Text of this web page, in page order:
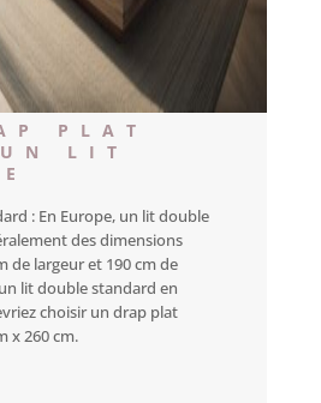
PLAT
LIT
: En Europe, un lit double
des dimensions
de largeur et 190 cm de
lit double standard en
choisir un drap plat
x 260 cm.